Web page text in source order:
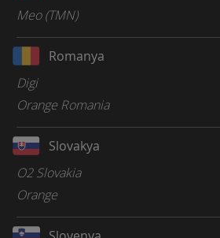
Meo (TMN)
Romanya
Digi
Orange Romania
Slovakya
O2 Slovakia
Orange